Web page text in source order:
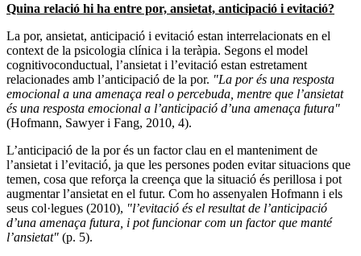
Quina relació hi ha entre por, ansietat, anticipació i evitació?
La por, ansietat, anticipació i evitació estan interrelacionats en el
context de la psicologia clínica i la teràpia. Segons el model
cognitivoconductual, l’ansietat i l’evitació estan estretament
relacionades amb l’anticipació de la por. "La por és una resposta
emocional a una amenaça real o percebuda, mentre que l’ansietat
és una resposta emocional a l’anticipació d’una amenaça futura"
(Hofmann, Sawyer i Fang, 2010, 4).
L’anticipació de la por és un factor clau en el manteniment de
l’ansietat i l’evitació, ja que les persones poden evitar situacions que
temen, cosa que reforça la creença que la situació és perillosa i pot
augmentar l’ansietat en el futur. Com ho assenyalen Hofmann i els
seus col·legues (2010), "l’evitació és el resultat de l’anticipació
d’una amenaça futura, i pot funcionar com un factor que manté
l’ansietat" (p. 5).